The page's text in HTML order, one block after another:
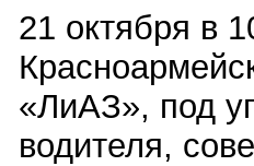
21 октября в
«ЛиАЗ», под
водителя,